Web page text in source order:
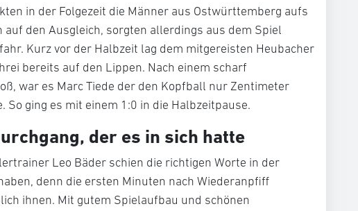
in der Folgezeit die Männer aus Ostwürttemberg aufs
auf den Ausgleich, sorgten allerdings aus dem Spiel
Kurz vor der Halbzeit lag dem mitgereisten Heubacher
bereits auf den Lippen. Nach einem scharf
war es Marc Tiede der den Kopfball nur Zentimeter
So ging es mit einem 1:0 in die Halbzeitpause.
der es in sich hatte
Leo Bäder schien die richtigen Worte in der
denn die ersten Minuten nach Wiederanpfiff
ihnen. Mit gutem Spielaufbau und schönen